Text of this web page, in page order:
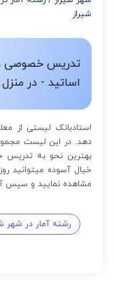
شیراز
تدریس خصوصی
اساتید - در منزل
استادبانک لیستی از
دهد. در این لیست
بهترین نحو به تدریس
خیال آسوده میتوانید
مشاهده نمایید و سپس
رشته آمار در شهر